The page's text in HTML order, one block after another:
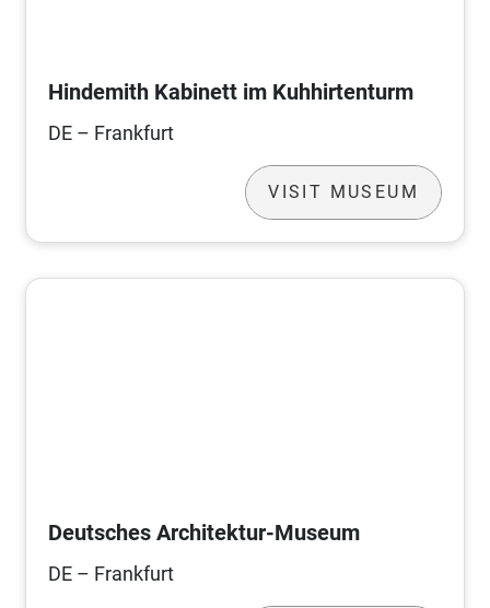
Hindemith Kabinett im Kuhhirtenturm
DE – Frankfurt
VISIT MUSEUM
Deutsches Architektur-Museum
DE – Frankfurt